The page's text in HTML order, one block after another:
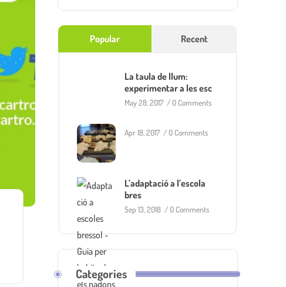
Popular Recent
La taula de llum:
experimentar a les esc
May 28, 2017 /0 Comments
Apr 18, 2017 /0 Comments
L’adaptació a l’escola
bres
Sep 13, 2018 /0 Comments
Categories